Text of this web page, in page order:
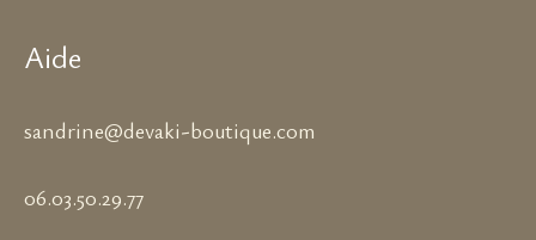
Aide
sandrine@devaki-boutique.com
06.03.50.29.77